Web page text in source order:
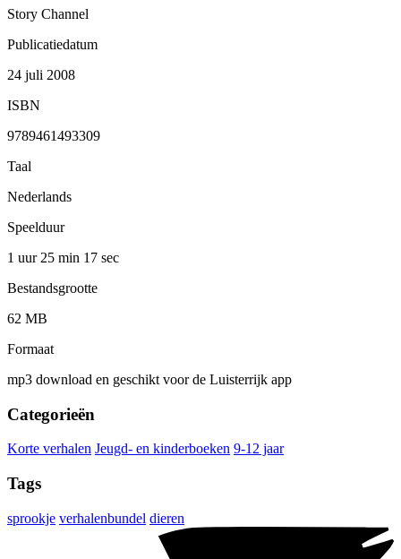
Story Channel
Publicatiedatum
24 juli 2008
ISBN
9789461493309
Taal
Nederlands
Speelduur
1 uur 25 min 17 sec
Bestandsgrootte
62 MB
Formaat
mp3 download en geschikt voor de Luisterrijk app
Categorieën
Korte verhalen Jeugd- en kinderboeken 9-12 jaar
Tags
sprookje verhalenbundel dieren